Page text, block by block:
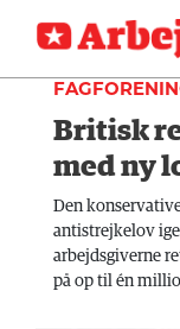
SEKTIONER
MENER
FAGLIGT
INDLAND
LOG IND
Britisk
med ny
Den
antistrejkelov
arbejdsgiverne
på op til én